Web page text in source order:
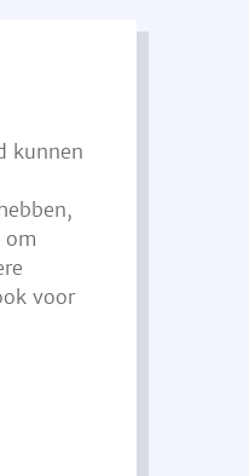
kunnen
om
voor